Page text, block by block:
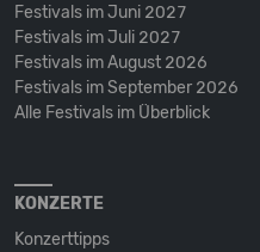
Festivals im Juni 2027
Festivals im Juli 2027
Festivals im August 2026
Festivals im September 2026
Alle Festivals im Überblick
KONZERTE
Konzerttipps